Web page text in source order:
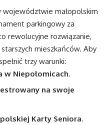
województwie małopolskim
parkingowy za
rewolucyjne rozwiązanie,
mieszkańców. Aby
trzy warunki:
w Niepołomicach.
na swoje
Karty Seniora.